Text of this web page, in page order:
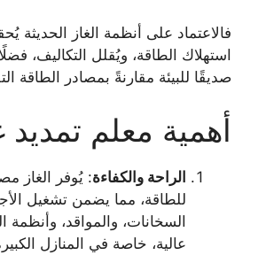
فالاعتماد على أنظمة الغاز الحديثة
استهلاك الطاقة، ويُقلل التكاليف،
صديقًا للبيئة مقارنةً بمصادر الطاقة
أهمية معلم تمديد
الراحة والكفاءة: يُوفر الغاز
للطاقة، مما يضمن تشغيل
السخانات، والمواقد، وأنظمة
عالية، خاصة في المنازل